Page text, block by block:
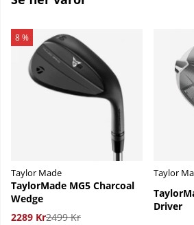
8 %
Taylor Made
TaylorMade MG5 Charcoal
Wedge
2289 Kr2499 Kr
Taylor
Driver